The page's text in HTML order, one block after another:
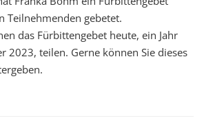
Teilnehmenden gebetet.
das Fürbittengebet heute, ein Jahr
2023, teilen. Gerne können Sie dieses